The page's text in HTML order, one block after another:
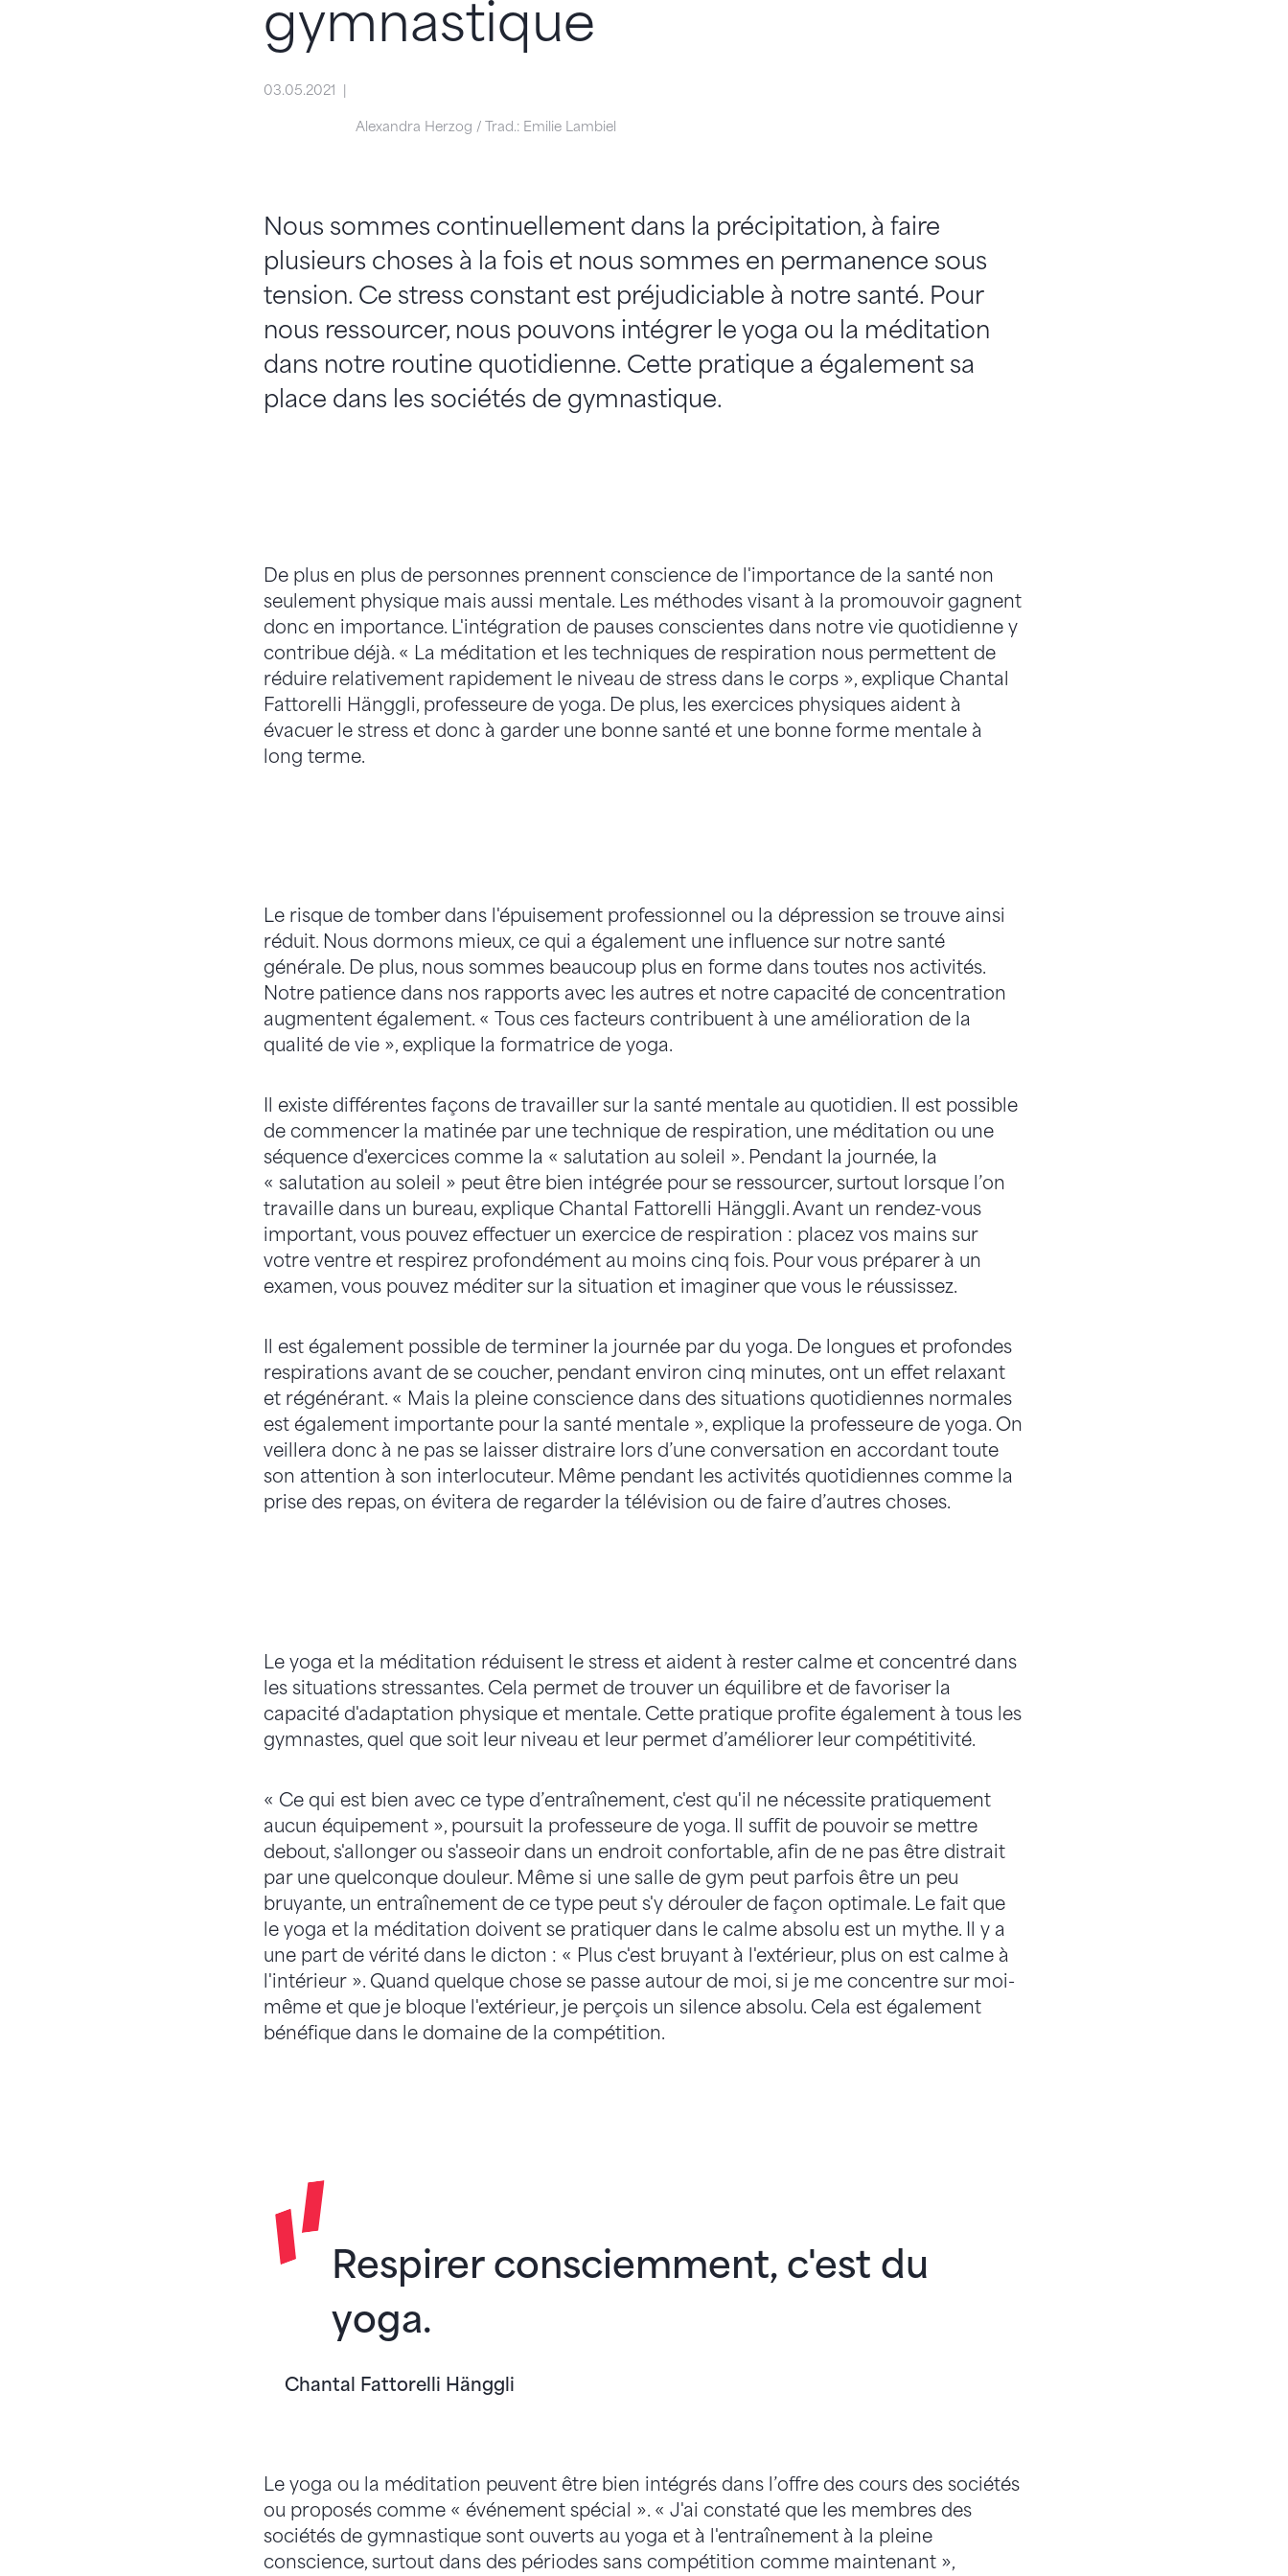
gymnastique
03.05.2021
Alexandra Herzog / Trad.: Emilie Lambiel
Nous sommes continuellement dans la précipitation, à faire
plusieurs choses à la fois et nous sommes en permanence sous
tension. Ce stress constant est préjudiciable à notre santé. Pour
nous ressourcer, nous pouvons intégrer le yoga ou la méditation
dans notre routine quotidienne. Cette pratique a également sa
place dans les sociétés de gymnastique.
De plus en plus de personnes prennent conscience de l'importance de la santé non
seulement physique mais aussi mentale. Les méthodes visant à la promouvoir gagnent
donc en importance. L'intégration de pauses conscientes dans notre vie quotidienne y
contribue déjà. « La méditation et les techniques de respiration nous permettent de
réduire relativement rapidement le niveau de stress dans le corps », explique Chantal
Fattorelli Hänggli, professeure de yoga. De plus, les exercices physiques aident à
évacuer le stress et donc à garder une bonne santé et une bonne forme mentale à
long terme.
Le risque de tomber dans l'épuisement professionnel ou la dépression se trouve ainsi
réduit. Nous dormons mieux, ce qui a également une influence sur notre santé
générale. De plus, nous sommes beaucoup plus en forme dans toutes nos activités.
Notre patience dans nos rapports avec les autres et notre capacité de concentration
augmentent également. « Tous ces facteurs contribuent à une amélioration de la
qualité de vie », explique la formatrice de yoga.
Il existe différentes façons de travailler sur la santé mentale au quotidien. Il est possible
de commencer la matinée par une technique de respiration, une méditation ou une
séquence d'exercices comme la « salutation au soleil ». Pendant la journée, la
« salutation au soleil » peut être bien intégrée pour se ressourcer, surtout lorsque l’on
travaille dans un bureau, explique Chantal Fattorelli Hänggli. Avant un rendez-vous
important, vous pouvez effectuer un exercice de respiration : placez vos mains sur
votre ventre et respirez profondément au moins cinq fois. Pour vous préparer à un
examen, vous pouvez méditer sur la situation et imaginer que vous le réussissez.
Il est également possible de terminer la journée par du yoga. De longues et profondes
respirations avant de se coucher, pendant environ cinq minutes, ont un effet relaxant
et régénérant. « Mais la pleine conscience dans des situations quotidiennes normales
est également importante pour la santé mentale », explique la professeure de yoga. On
veillera donc à ne pas se laisser distraire lors d’une conversation en accordant toute
son attention à son interlocuteur. Même pendant les activités quotidiennes comme la
prise des repas, on évitera de regarder la télévision ou de faire d’autres choses.
Le yoga et la méditation réduisent le stress et aident à rester calme et concentré dans
les situations stressantes. Cela permet de trouver un équilibre et de favoriser la
capacité d'adaptation physique et mentale. Cette pratique profite également à tous les
gymnastes, quel que soit leur niveau et leur permet d’améliorer leur compétitivité.
« Ce qui est bien avec ce type d’entraînement, c'est qu'il ne nécessite pratiquement
aucun équipement », poursuit la professeure de yoga. Il suffit de pouvoir se mettre
debout, s'allonger ou s'asseoir dans un endroit confortable, afin de ne pas être distrait
par une quelconque douleur. Même si une salle de gym peut parfois être un peu
bruyante, un entraînement de ce type peut s'y dérouler de façon optimale. Le fait que
le yoga et la méditation doivent se pratiquer dans le calme absolu est un mythe. Il y a
une part de vérité dans le dicton : « Plus c'est bruyant à l'extérieur, plus on est calme à
l'intérieur ». Quand quelque chose se passe autour de moi, si je me concentre sur moi-
même et que je bloque l'extérieur, je perçois un silence absolu. Cela est également
bénéfique dans le domaine de la compétition.
Chantal Fattorelli Hänggli
Respirer consciemment, c'est du
yoga.
Le yoga ou la méditation peuvent être bien intégrés dans l’offre des cours des sociétés
ou proposés comme « événement spécial ». « J'ai constaté que les membres des
sociétés de gymnastique sont ouverts au yoga et à l'entraînement à la pleine
conscience, surtout dans des périodes sans compétition comme maintenant »,